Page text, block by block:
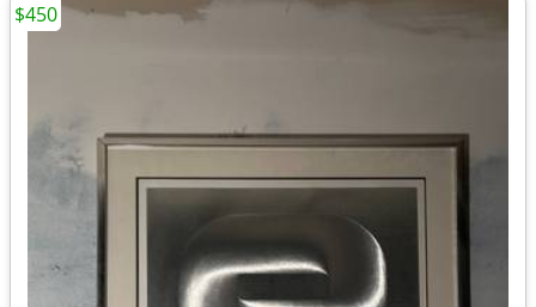
$450